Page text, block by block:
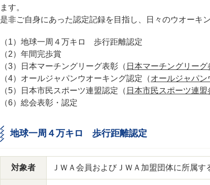
ます。
是非ご自身にあった認定記録を目指し、日々のウオーキ
（1）地球一周４万キロ 歩行距離認定
（2）年間完歩賞
（3）日本マーチングリーグ表彰（ 日本マーチングリーグ
（4）オールジャパンウオーキング認定（オールジャパン
（5）日本市民スポーツ連盟認定（ 日本市民スポーツ連盟
（6）総会表彰・認定
地球一周４万キロ 歩行距離認定
対象者 ＪＷＡ会員およびＪＷＡ加盟団体に所属す